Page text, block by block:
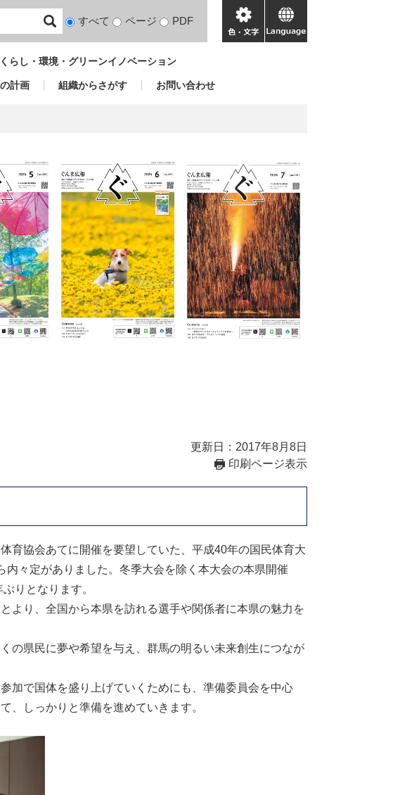
検
対
すべて ページ PDF
色・
文
language
くらし・環境・グリーンイノベーション
計画 組織からさがす お問い合わせ
更新日：2017年8月8日
印刷ページ表示
育協会あてに開催を要望していた、平成40年の国民体育大
々定がありました。冬季大会を除く本大会の本県開催
りとなります。
より、全国から本県を訪れる選手や関係者に本県の魅力を
の県民に夢や希望を与え、群馬の明るい未来創生につなが
加で国体を盛り上げていくためにも、準備委員会を中心
、しっかりと準備を進めていきます。